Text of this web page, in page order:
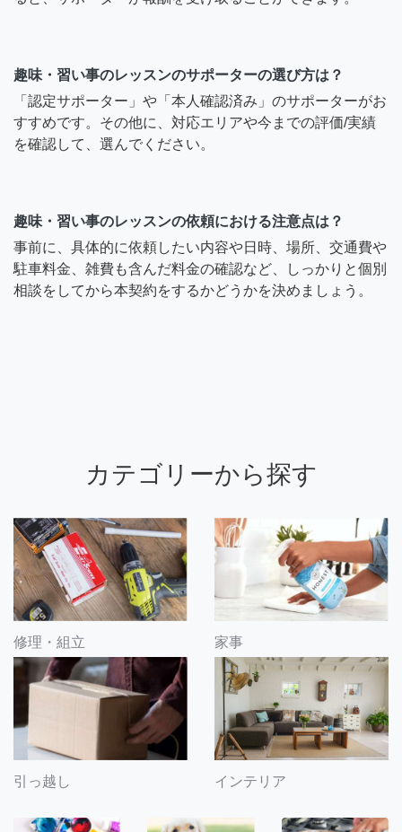
趣味・習い事のレッスンのサポーターの選び方は？
「認定サポーター」や「本人確認済み」のサポーターがお
すすめです。その他に、対応エリアや今までの評価/実績
を確認して、選んでください。
趣味・習い事のレッスンの依頼における注意点は？
事前に、具体的に依頼したい内容や日時、場所、交通費や
駐車料金、雑費も含んだ料金の確認など、しっかりと個別
相談をしてから本契約をするかどうかを決めましょう。
カテゴリーから探す
修理・組立 家事
引っ越し インテリア